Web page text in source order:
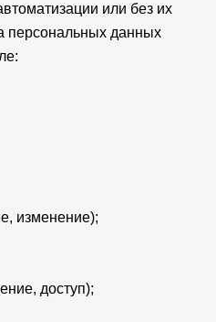
или без их
персональных данных
изменение);
доступ);